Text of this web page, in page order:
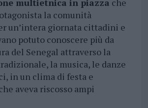
multietnica in piazza che
la comunità
un’intera giornata cittadini e
potuto conoscere più da
del Senegal attraverso la
la musica, le danze
in un clima di festa e
aveva riscosso ampi